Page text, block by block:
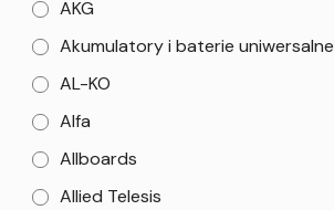
AKG
Akumulatory i baterie uniwersalne
AL-KO
Alfa
Allboards
Allied Telesis